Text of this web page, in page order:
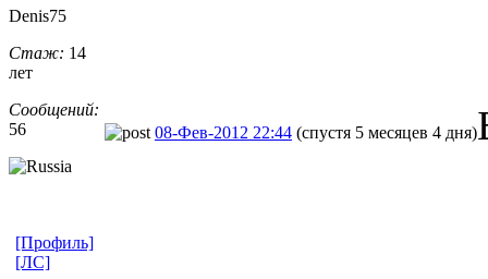
Denis75
Стаж: 14
лет
Сообщений:
56
08-Фев-2012 22:44 (спустя 5 месяцев 4 дня)
[Профиль]
[ЛС]